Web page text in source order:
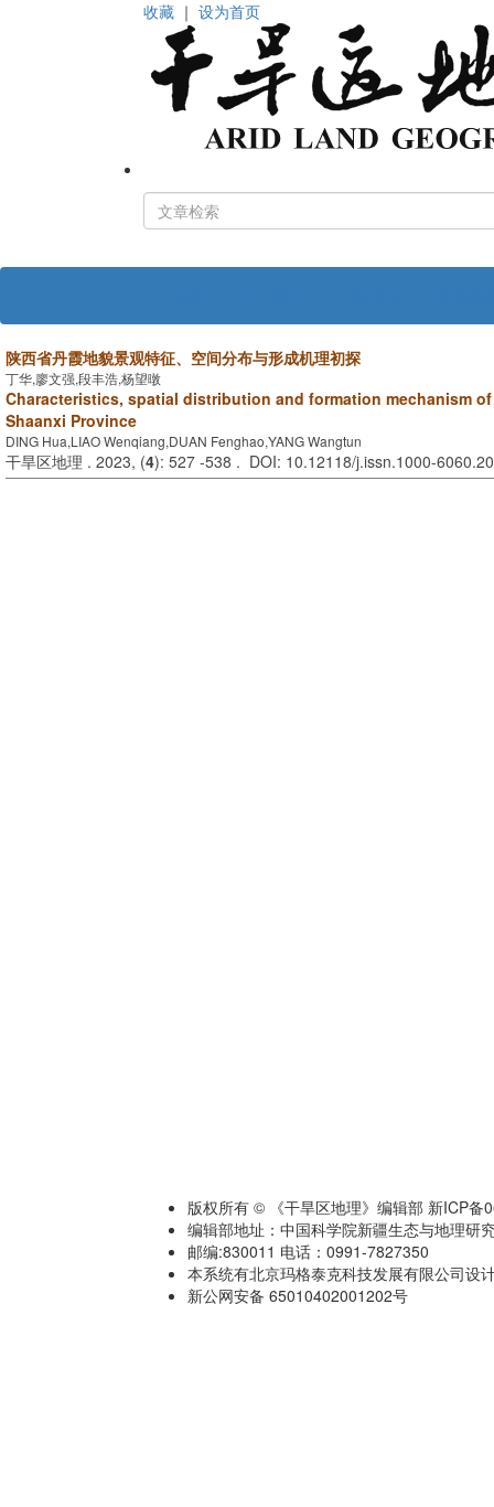
收藏 ｜ 设为首页
陕西省丹霞地貌景观特征、空间分布与形成机理初探
丁华,廖文强,段丰浩,杨望暾
Characteristics, spatial distribution and formation mechanism
Shaanxi Province
DING Hua,LIAO Wenqiang,DUAN Fenghao,YANG Wangtun
干旱区地理 . 2023, (4): 527 -538 . DOI: 10.12118/j.issn.1000-
版权所有 © 《干旱区地理》编辑部 新ICP备
编辑部地址：中国科学院新疆生态与地理研
邮编:830011 电话：0991-7827350
本系统有北京玛格泰克科技发展有限公司设
新公网安备 65010402001202号